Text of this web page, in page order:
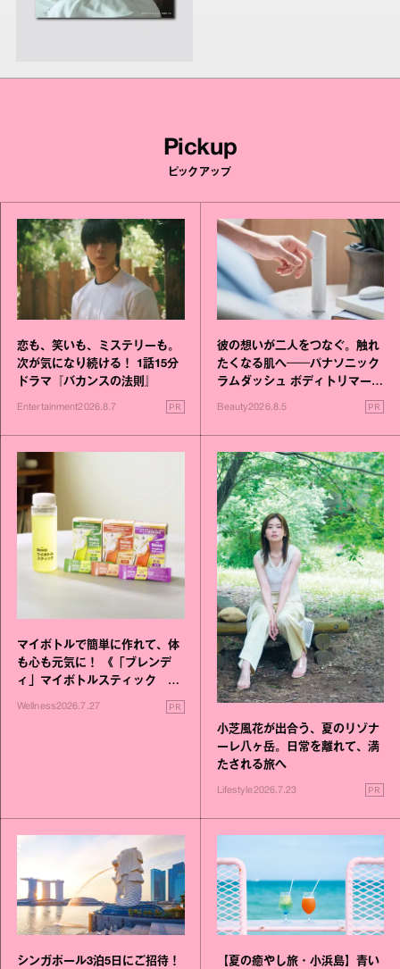
Pickup
ピックアップ
恋も、笑いも、ミステリーも。
次が気になり続ける！ 1話15分
ドラマ『バカンスの法則』
Entertainment2026.8.7 PR
彼の想いが二人をつなぐ。触れ
たくなる肌へ──パナソニック
ラムダッシュ ボディトリマーが
Beauty2026.8.5 PR
マイボトルで簡単に作れて、体
も心も元気に！ 《「ブレンデ
ィ」マイボトルスティック い
いこと毎日》シリーズが誕生
Wellness2026.7.27 PR
小芝風花が出合う、夏のリゾナ
ーレ八ヶ岳。日常を離れて、満
たされる旅へ
Lifestyle2026.7.23 PR
シンガポール3泊5日にご招待！
【夏の癒やし旅・小浜島】青い